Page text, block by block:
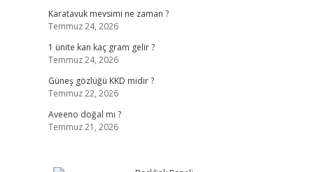
Karatavuk mevsimi ne zaman ?
Temmuz 24, 2026
1 ünite kan kaç gram gelir ?
Temmuz 24, 2026
Güneş gözlüğü KKD midir ?
Temmuz 22, 2026
Aveeno doğal mı ?
Temmuz 21, 2026